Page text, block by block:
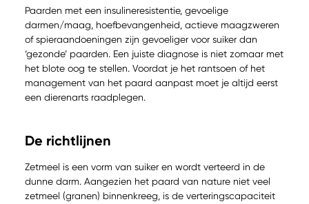
Paarden met een insulineresistentie, gevoelige
darmen/maag, hoefbevangenheid, actieve maagzweren
of spieraandoeningen zijn gevoeliger voor suiker dan
‘gezonde’ paarden. Een juiste diagnose is niet zomaar met
het blote oog te stellen. Voordat je het rantsoen of het
management van het paard aanpast moet je altijd eerst
een dierenarts raadplegen.
De richtlijnen
Zetmeel is een vorm van suiker en wordt verteerd in de
dunne darm. Aangezien het paard van nature niet veel
zetmeel (granen) binnenkreeg, is de verteringscapaciteit